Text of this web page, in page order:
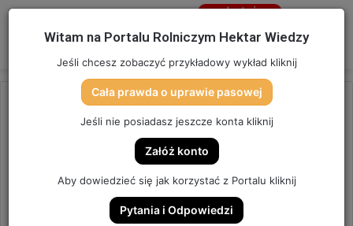
Menu
Jesteś
Strona główna/OSTATNIO DODANE
CO ODCZYTASZ Z BURAKA?
RAPORT Z PLANTACJI. |
Witam na Portalu Rolniczym Hektar Wiedzy
Jeśli chcesz zobaczyć przykładowy wykład kliknij
Cała prawda o uprawie pasowej
Jeśli nie posiadasz jeszcze konta kliknij
Załóż konto
Aby dowiedzieć się jak korzystać z Portalu kliknij
Pytania i Odpowiedzi